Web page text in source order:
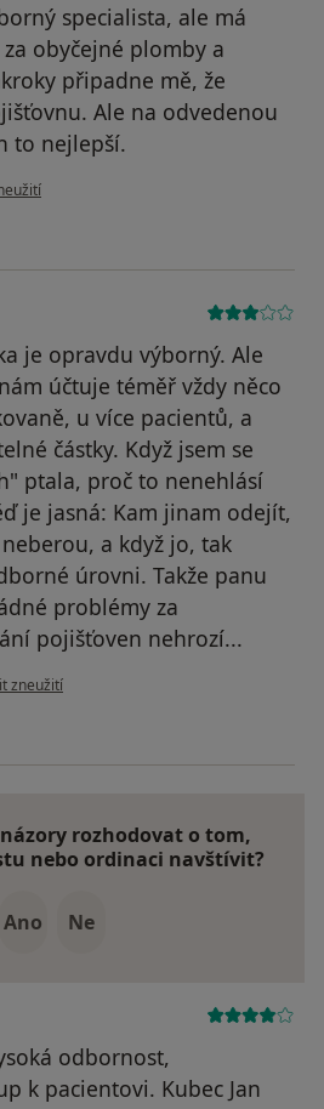
specialista, ale má
obyčejné plomby a
připadne mě, že
Ale na odvedenou
to nejlepší.
uživatele Pacient
je opravdu výborný. Ale
účtuje téměř vždy něco
u více pacientů, a
částky. Když jsem se
ptala, proč to nenehlásí
je jasná: Kam jinam odejít,
a když jo, tak
úrovni. Takže panu
problémy za
pojišťoven nehrozí...
uživatele Pacient
zneužití
rozhodovat o tom,
nebo ordinaci navštívit?
Ano Ne
odbornost,
k pacientovi. Kubec Jan